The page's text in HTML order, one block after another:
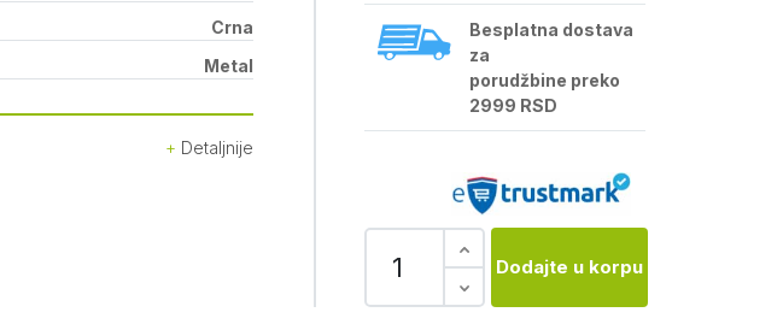
Crna
Metal
Detaljnije
Besplatna dostava
za
porudžbine preko
2999 RSD
Dodajte u korpu